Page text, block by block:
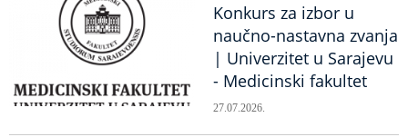
Konkurs za izbor u
naučno-nastavna zvanja
| Univerzitet u Sarajevu
- Medicinski fakultet
27.07.2026.